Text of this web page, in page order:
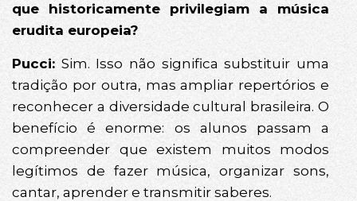
que historicamente privilegiam a música
erudita europeia?
Pucci: Sim. Isso não significa substituir uma
tradição por outra, mas ampliar repertórios e
reconhecer a diversidade cultural brasileira. O
benefício é enorme: os alunos passam a
compreender que existem muitos modos
legítimos de fazer música, organizar sons,
cantar, aprender e transmitir saberes.